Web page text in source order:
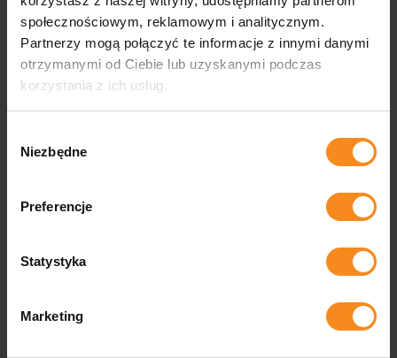
społecznościowym, reklamowym i analitycznym.
Partnerzy mogą połączyć te informacje z innymi danymi
otrzymanymi od Ciebie lub uzyskanymi podczas
korzystania z ich usług.
zgody
Niezbędne
Preferencje
Statystyka
Marketing
Établissement du dossier
technique sur la base d'un
concept fourni
Développement et
conception de modèles
d'objets virtuels